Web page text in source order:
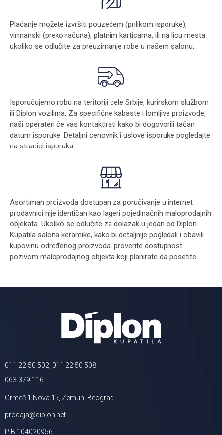
Plaćanje možete izvršiti pouzećem (prilikom isporuke),
virmanski (preko računa), platnim karticama, ili na licu mesta
ukoliko se odlučite za preuzimanje robe u našem salonu.
Isporučujemo robu na teritoriji cele Srbije, kurirskom službom
ili Diplon vozilima. Za specifične kabaste i lomljive proizvode,
naši operateri će vas kontaktirati kako bi dogovorili tačan
datum isporuke. Detaljni cenovnik i uslove isporuke pogledajte
na stranici isporuka.
Asortiman proizvoda dostupan za poručivanje u internet
prodavnici nije identičan kao lageri pojedinačnih maloprodajnih
objekata. Ukoliko se odlučite za dolazak u jedan od Diplon
Kupatila salona keramike, kako bi detaljnije pogledali i obavili
kupovinu određenog proizvoda, proverite dostupnost
pozivom maloprodajnog objekta koji planirate da posetite.
011 22 50 502, 011 22 50 508
063 379 116
Grmeč 1 Nova 15, Zemun, Beograd
prodaja@diplon.net
PIB:104020956